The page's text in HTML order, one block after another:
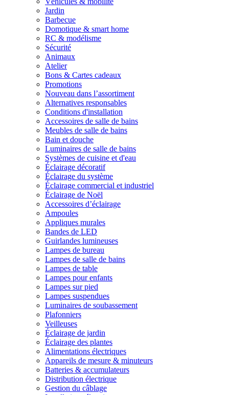
Jardin
Barbecue
Domotique & smart home
RC & modélisme
Sécurité
Animaux
Atelier
Bons & Cartes cadeaux
Promotions
Nouveau dans l’assortiment
Alternatives responsables
Conditions d'installation
Accessoires de salle de bains
Meubles de salle de bains
Bain et douche
Luminaires de salle de bains
Systèmes de cuisine et d'eau
Éclairage décoratif
Éclairage du système
Éclairage commercial et industriel
Éclairage de Noël
Accessoires d’éclairage
Ampoules
Appliques murales
Bandes de LED
Guirlandes lumineuses
Lampes de bureau
Lampes de salle de bains
Lampes de table
Lampes pour enfants
Lampes sur pied
Lampes suspendues
Luminaires de soubassement
Plafonniers
Veilleuses
Éclairage de jardin
Éclairage des plantes
Alimentations électriques
Appareils de mesure & minuteurs
Batteries & accumulateurs
Distribution électrique
Gestion du câblage